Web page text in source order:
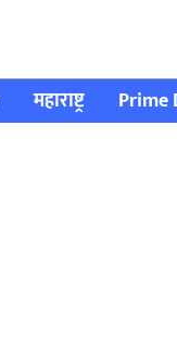
महाराष्ट्र Prime